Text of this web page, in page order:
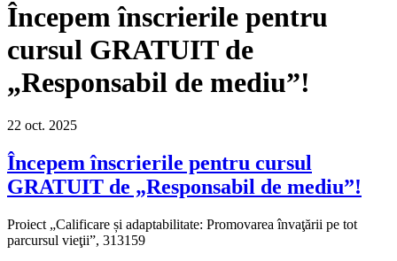
Începem înscrierile pentru
cursul GRATUIT de
„Responsabil de mediu”!
22 oct. 2025
Începem înscrierile pentru cursul
GRATUIT de „Responsabil de mediu”!
Proiect „Calificare și adaptabilitate: Promovarea învaţării pe tot
parcursul vieţii”, 313159